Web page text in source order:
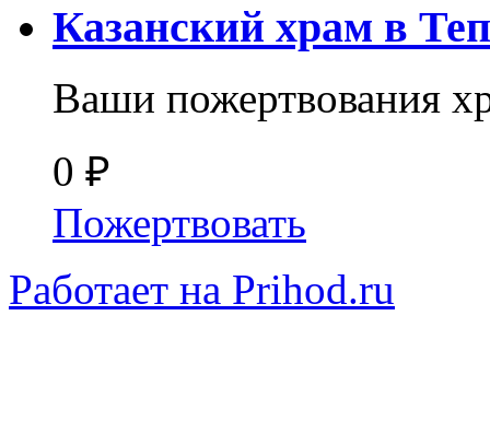
Казанский храм в
Ваши пожертвования
0 ₽
Пожертвовать
Работает на Prihod.ru